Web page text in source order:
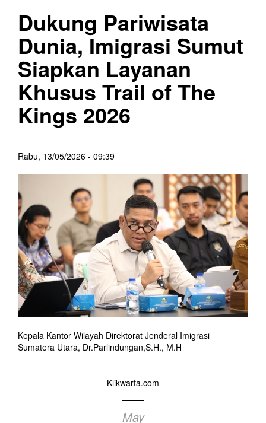
Dukung Pariwisata
Dunia, Imigrasi Sumut
Siapkan Layanan
Khusus Trail of The
Kings 2026
Rabu, 13/05/2026 - 09:39
Kepala Kantor Wilayah Direktorat Jenderal Imigrasi
Sumatera Utara, Dr.Parlindungan,S.H., M.H
Klikwarta.com
May